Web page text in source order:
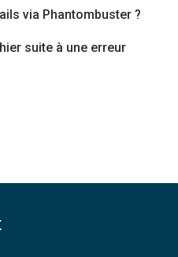
via Phantombuster ?
suite à une erreur